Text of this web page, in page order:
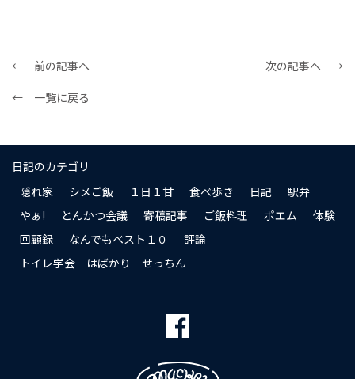
← 前の記事へ
次の記事へ →
← 一覧に戻る
日記のカテゴリ
隠れ家
シメご飯 １日１甘 食べ歩き 日記
駅弁
やぁ!
とんかつ会議 寄稿記事 ご飯料理 ポエム
体験
回顧録
なんでもベスト１０
評論
トイレ学会 はばかり せっちん